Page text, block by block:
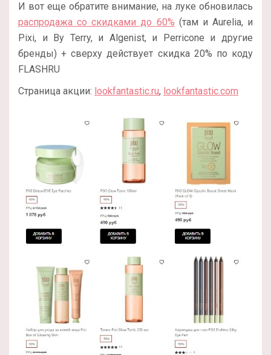
И вот еще обратите внимание, на луке обновилась
распродажа со скидками до 60% (там и Aurelia, и
Pixi, и By Terry, и Algenist, и Perricone и другие
бренды) + сверху действует скидка 20% по коду
FLASHRU
Страница акции: lookfantastic.ru, lookfantastic.com